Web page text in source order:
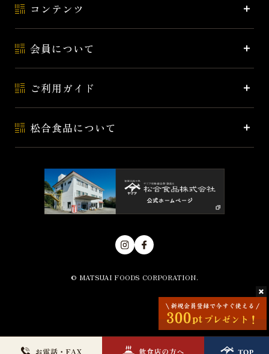
コンテンツ
会員について
ご利用ガイド
松合食品について
© MATSUAI FOODS CORPORATION.